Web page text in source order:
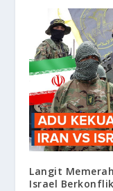
Langit
Israel Berkonflik